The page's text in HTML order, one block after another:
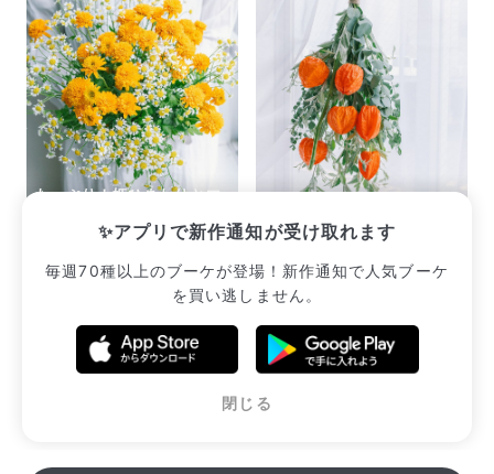
✨アプリで新作通知が受け取れます
毎週70種以上のブーケが登場！新作通知で人気ブーケ
を買い逃しません。
閉じる
たっぷり！姫ひまわりとマ
¥2,893
販売中のブーケ一覧へ